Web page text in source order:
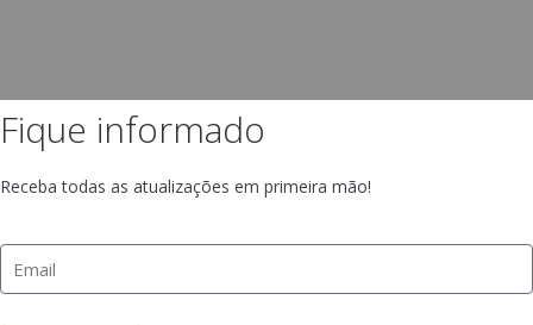
Fique informado
Receba todas as atualizações em primeira mão!